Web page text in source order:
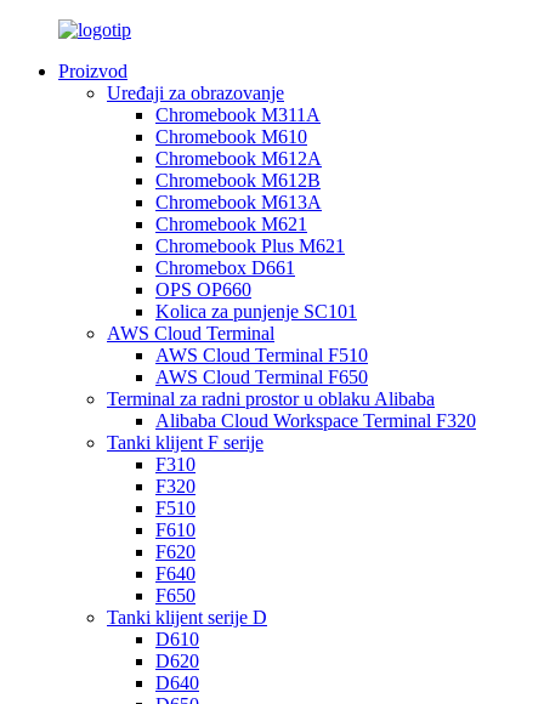
Proizvod
Uređaji za obrazovanje
Chromebook M311A
Chromebook M610
Chromebook M612A
Chromebook M612B
Chromebook M613A
Chromebook M621
Chromebook Plus M621
Chromebox D661
OPS OP660
Kolica za punjenje SC101
AWS Cloud Terminal
AWS Cloud Terminal F510
AWS Cloud Terminal F650
Terminal za radni prostor u oblaku Alibaba
Alibaba Cloud Workspace Terminal F320
Tanki klijent F serije
F310
F320
F510
F610
F620
F640
F650
Tanki klijent serije D
D610
D620
D640